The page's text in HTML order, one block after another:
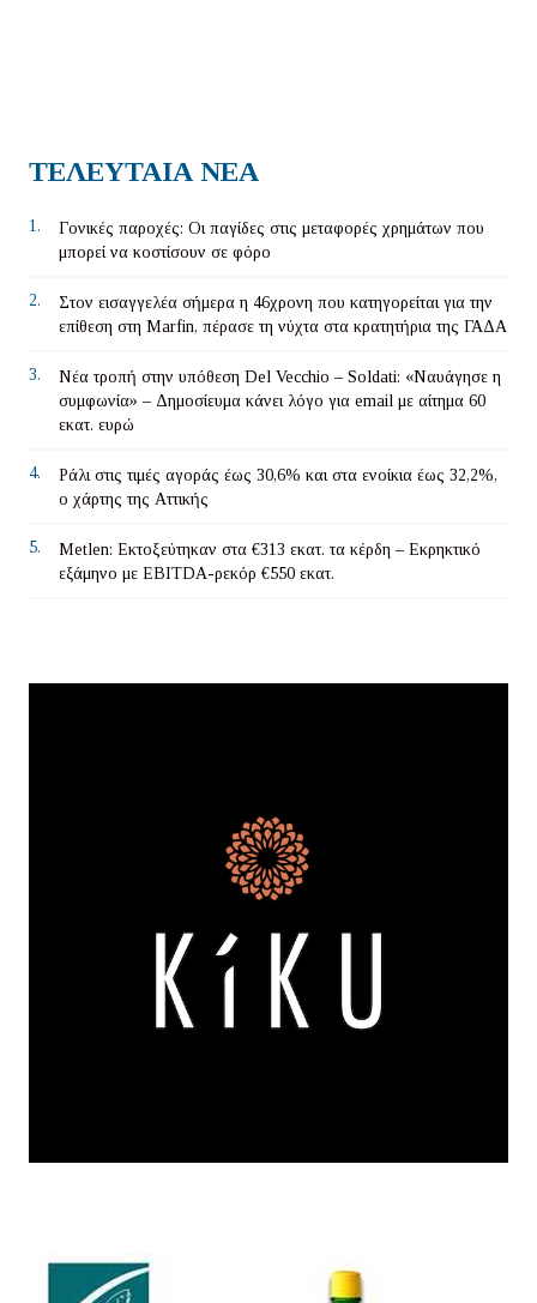
ΤΕΛΕΥΤΑΙΑ ΝΕΑ
1.
Γονικές παροχές: Οι παγίδες στις μεταφορές χρημάτων που
μπορεί να κοστίσουν σε φόρο
2.
Στον εισαγγελέα σήμερα η 46χρονη που κατηγορείται για την
επίθεση στη Marfin, πέρασε τη νύχτα στα κρατητήρια της ΓΑΔΑ
3.
Νέα τροπή στην υπόθεση Del Vecchio – Soldati: «Ναυάγησε η
συμφωνία» – Δημοσίευμα κάνει λόγο για email με αίτημα 60
εκατ. ευρώ
4.
Ράλι στις τιμές αγοράς έως 30,6% και στα ενοίκια έως 32,2%,
ο χάρτης της Αττικής
5.
Metlen: Εκτοξεύτηκαν στα €313 εκατ. τα κέρδη – Εκρηκτικό
εξάμηνο με EBITDA-ρεκόρ €550 εκατ.